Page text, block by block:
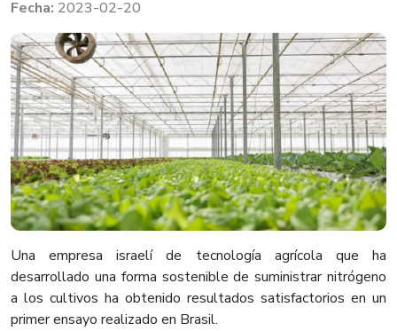
2023-02-20
Una empresa israelí de tecnología agrícola que ha
desarrollado una forma sostenible de suministrar nitrógeno
a los cultivos ha obtenido resultados satisfactorios en un
primer ensayo realizado en Brasil.